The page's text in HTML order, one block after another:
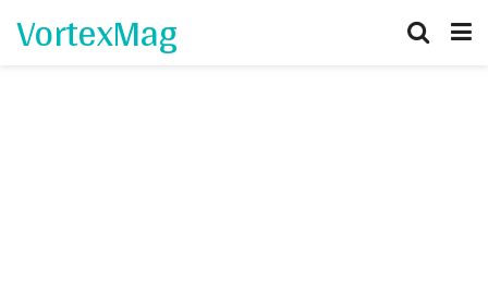
VortexMag